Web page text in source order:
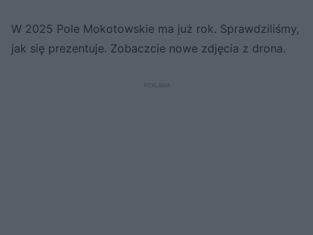
W 2025 Pole Mokotowskie ma już rok. Sprawdziliśmy,
jak się prezentuje. Zobaczcie nowe zdjęcia z drona.